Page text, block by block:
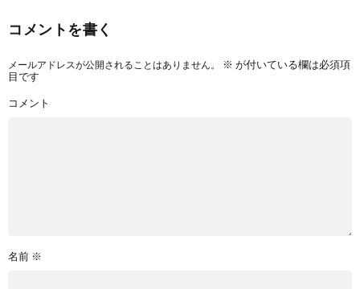
コメントを書く
メールアドレスが公開されることはありません。 ※ が付いている欄は必須項
目です
コメント
名前 ※